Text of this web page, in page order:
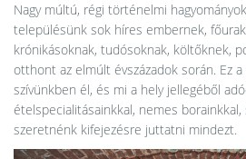
Nagy múltú, régi történelmi
településünk sok híres embernek,
krónikásoknak, tudósoknak, költőknek,
otthont az elmúlt évszázadok során. Ez
szívünkben él, és mi a hely jellegéből
ételspecialitásainkkal, nemes
szeretnénk kifejezésre juttatni mindezt.